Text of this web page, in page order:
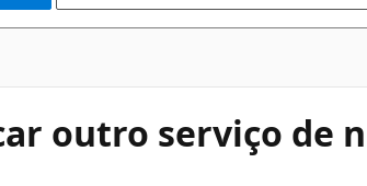
outro serviço de